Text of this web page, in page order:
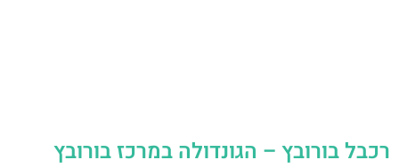
רכבל בורובץ – הגונדולה במרכז בורובץ